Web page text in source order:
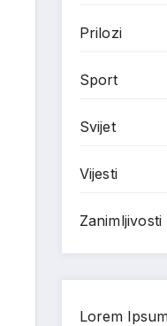
Prilozi
Sport
Svijet
Vijesti
Zanimljivosti
Lorem